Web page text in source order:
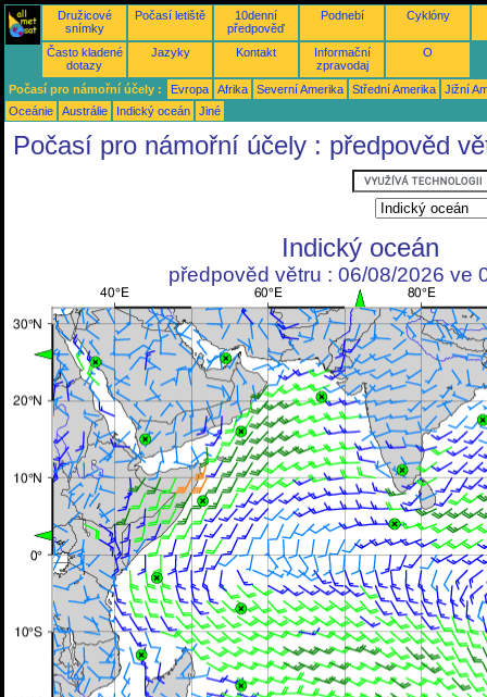
Družicové
snímky
Počasí letiště
10denní
předpověď
Podnebí Cyklóny
Často kladené
dotazy
Jazyky Kontakt
Informační
zpravodaj
O
Počasí pro námořní účely : Evropa Afrika Severní Amerika Střední Amerika
Jižní
Oceánie
Austrálie Indický oceán Jiné
Počasí pro námořní účely : předpověd
Indický oceán
předpověd větru : 06/08/2026 ve